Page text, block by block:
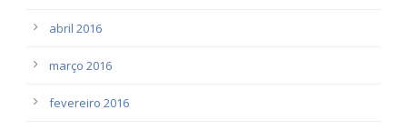
abril 2016
março 2016
fevereiro 2016